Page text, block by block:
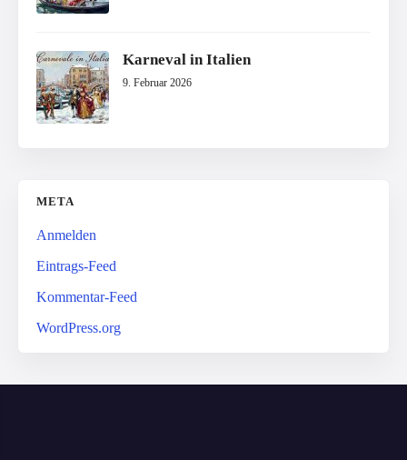
Karneval in Italien
9. Februar 2026
META
Anmelden
Eintrags-Feed
Kommentar-Feed
WordPress.org